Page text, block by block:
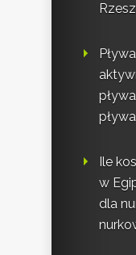
Ile
w
dla